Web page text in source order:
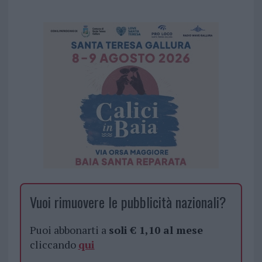
Vuoi rimuovere le pubblicità nazionali?
Puoi abbonarti a soli € 1,10 al mese
cliccando qui